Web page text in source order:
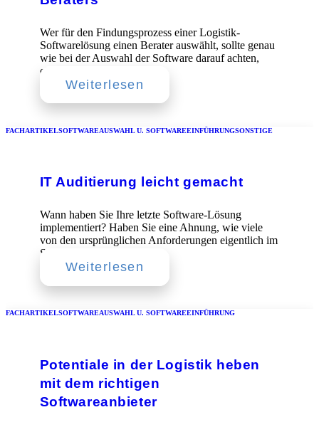
Wer für den Findungsprozess einer Logistik-
Softwarelösung einen Berater auswählt, sollte genau
wie bei der Auswahl der Software darauf achten,
einen…
Weiterlesen
FACHARTIKELSOFTWAREAUSWAHL U. SOFTWAREEINFÜHRUNGSONSTIGE
IT Auditierung leicht gemacht
Wann haben Sie Ihre letzte Software-Lösung
implementiert? Haben Sie eine Ahnung, wie viele
von den ursprünglichen Anforderungen eigentlich im
System…
Weiterlesen
FACHARTIKELSOFTWAREAUSWAHL U. SOFTWAREEINFÜHRUNG
Potentiale in der Logistik heben
mit dem richtigen
Softwareanbieter